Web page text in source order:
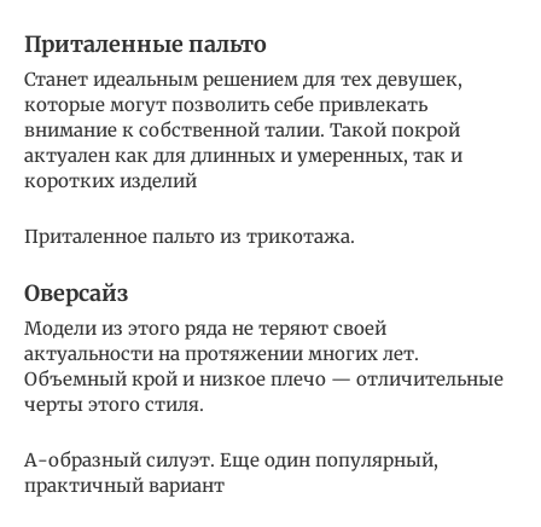
Приталенные пальто
Станет идеальным решением для тех девушек,
которые могут позволить себе привлекать
внимание к собственной талии. Такой покрой
актуален как для длинных и умеренных, так и
коротких изделий
Приталенное пальто из трикотажа.
Оверсайз
Модели из этого ряда не теряют своей
актуальности на протяжении многих лет.
Объемный крой и низкое плечо — отличительные
черты этого стиля.
А-образный силуэт. Еще один популярный,
практичный вариант